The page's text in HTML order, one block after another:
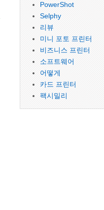
PowerShot
Selphy
리뷰
미니 포토 프린터
비즈니스 프린터
소프트웨어
어떻게
카드 프린터
팩시밀리